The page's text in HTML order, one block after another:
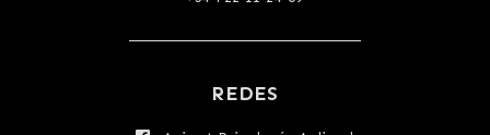
REDES